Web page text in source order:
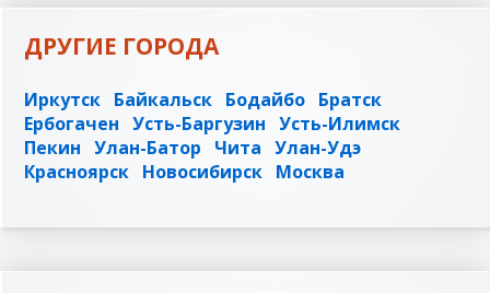
ДРУГИЕ ГОРОДА
Иркутск Байкальск Бодайбо Братск
Ербогачен Усть-Баргузин Усть-Илимск
Пекин Улан-Батор Чита Улан-Удэ
Красноярск Новосибирск Москва